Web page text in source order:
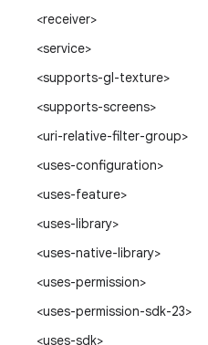
<receiver>
<service>
<supports-gl-texture>
<supports-screens>
<uri-relative-filter-group>
<uses-configuration>
<uses-feature>
<uses-library>
<uses-native-library>
<uses-permission>
<uses-permission-sdk-23>
<uses-sdk>